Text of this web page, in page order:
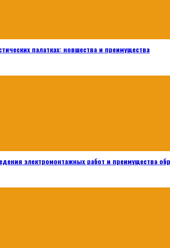
палатках: новшества и преимущества
электромонтажных работ и преимущества